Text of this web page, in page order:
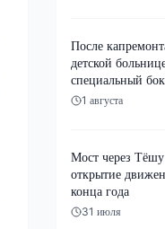
После
детской
специальный
1 августа
Мост через
открытие
конца года
31 июля